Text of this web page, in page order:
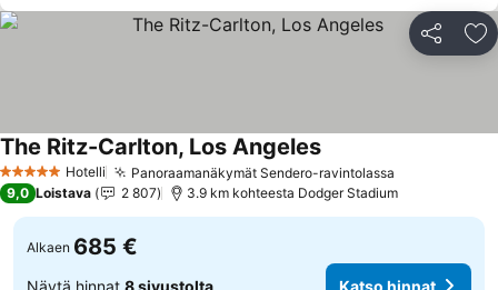
Jaa
5 Tähtiluokitus
Hotelli Panoraamanäkymät Sendero-ravintolassa
The Ritz-Carlton, Los Angeles
9,0 Loistava 2 807 3.9 km kohteesta Dodger Stadium
Alkaen 685 €
Näytä hinnat 8 sivustolta Katso hinnat